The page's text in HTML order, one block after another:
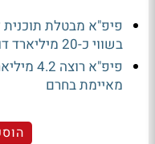
פיפ"א מבטלת
בשווי כ-20 מיליארד דולר
פיפ"א
מאיימת בחרם